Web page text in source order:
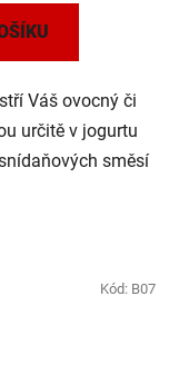
Váš ovocný či
určitě v jogurtu
směsí
Kód: B07